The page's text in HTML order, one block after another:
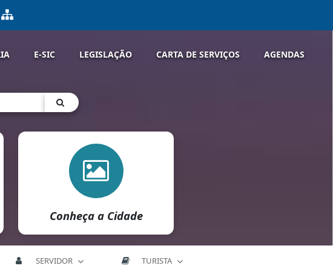
E-SIC LEGISLAÇÃO CARTA DE SERVIÇOS AGENDAS
Conheça a Cidade
SERVIDOR TURISTA